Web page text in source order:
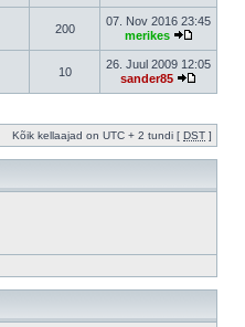
200
07. Nov 2016 23:45
merikes
10
26. Juul 2009 12:05
sander85
Kõik kellaajad on UTC + 2 tundi [ DST ]